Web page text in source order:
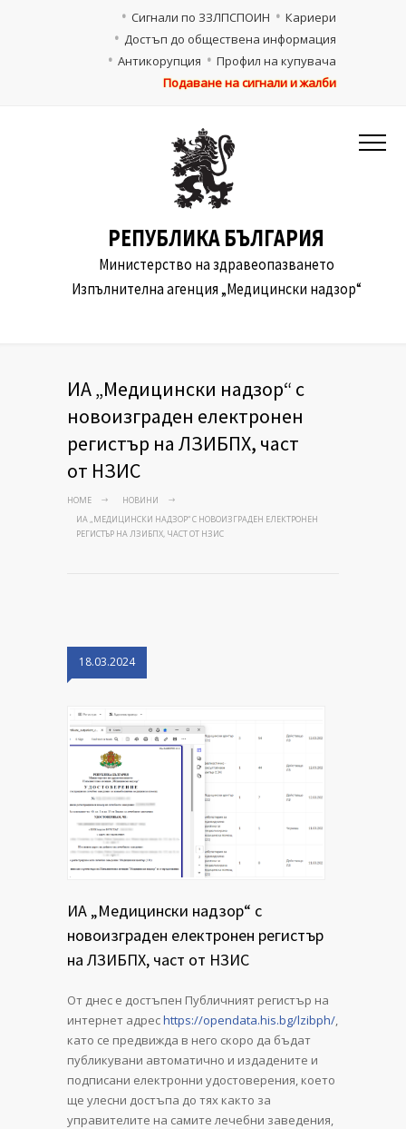
Кариери
Сигнали по ЗЗЛПСПОИН
Достъп до обществена информация
Профил на купувача
Антикорупция
Подаване на сигнали и жалби
РЕПУБЛИКА БЪЛГАРИЯ
Министерство на здравеопазването
Изпълнителна агенция „Медицински надзор“
ИА „Медицински надзор“ с
новоизграден електронен
регистър на ЛЗИБПХ, част
от НЗИС
HOME
НОВИНИ
ИА „МЕДИЦИНСКИ НАДЗОР“ С НОВОИЗГРАДЕН ЕЛЕКТРОНЕН
РЕГИСТЪР НА ЛЗИБПХ, ЧАСТ ОТ НЗИС
18.03.2024
ИА „Медицински надзор“ с
новоизграден електронен регистър
на ЛЗИБПХ, част от НЗИС
От днес е достъпен Публичният регистър на
интернет адресhttps://opendata.his.bg/lzibph/,
като се предвижда в него скоро да бъдат
публикувани автоматично и издадените и
подписани електронни удостоверения, което
ще улесни достъпа до тях както за
управителите на самите лечебни заведения,